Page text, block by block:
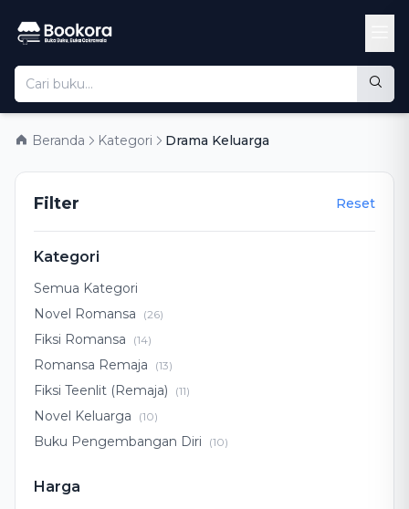
Beranda Kategori Drama Keluarga
Filter Reset
Kategori
Semua Kategori
Novel Romansa
(26)
Fiksi Romansa (14)
Romansa Remaja (13)
Fiksi Teenlit (Remaja) (11)
Novel Keluarga (10)
Buku Pengembangan Diri (10)
Drama Keluarga
Harga